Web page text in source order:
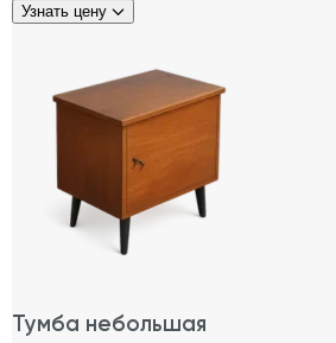
Узнать цену
Тумба небольшая